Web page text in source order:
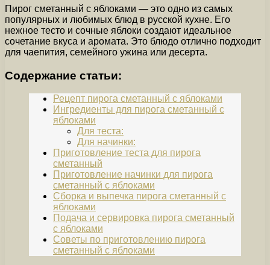
Пирог сметанный с яблоками — это одно из самых
популярных и любимых блюд в русской кухне. Его
нежное тесто и сочные яблоки создают идеальное
сочетание вкуса и аромата. Это блюдо отлично подходит
для чаепития, семейного ужина или десерта.
Содержание статьи:
Рецепт пирога сметанный с яблоками
Ингредиенты для пирога сметанный с
яблоками
Для теста:
Для начинки:
Приготовление теста для пирога
сметанный
Приготовление начинки для пирога
сметанный с яблоками
Сборка и выпечка пирога сметанный с
яблоками
Подача и сервировка пирога сметанный
с яблоками
Советы по приготовлению пирога
сметанный с яблоками